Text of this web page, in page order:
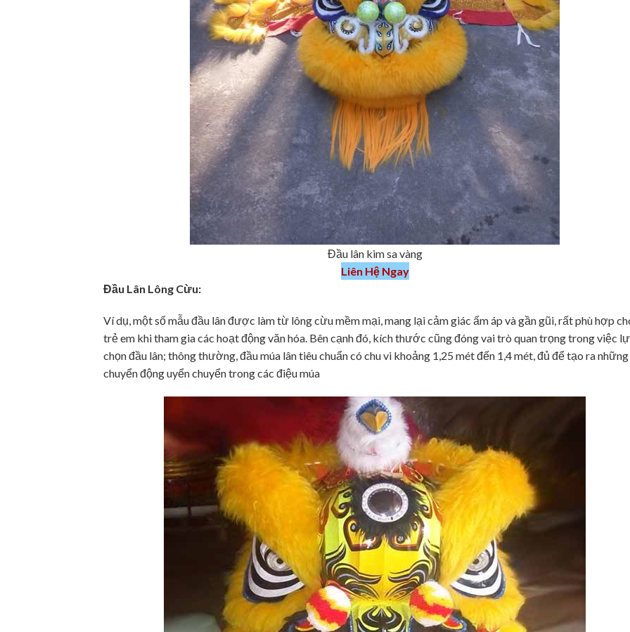
Đầu lân kim sa vàng
Liên Hệ Ngay
Đầu Lân Lông Cừu:
Ví dụ, một số mẫu đầu lân được làm từ lông cừu mềm mại, mang lại cảm giác ấm áp và gần gũi, rất phù hợp
trẻ em khi tham gia các hoạt động văn hóa. Bên cạnh đó, kích thước cũng đóng vai trò quan trọng trong việc
chọn đầu lân; thông thường, đầu múa lân tiêu chuẩn có chu vi khoảng 1,25 mét đến 1,4 mét, đủ để tạo ra những
chuyển động uyển chuyển trong các điệu múa